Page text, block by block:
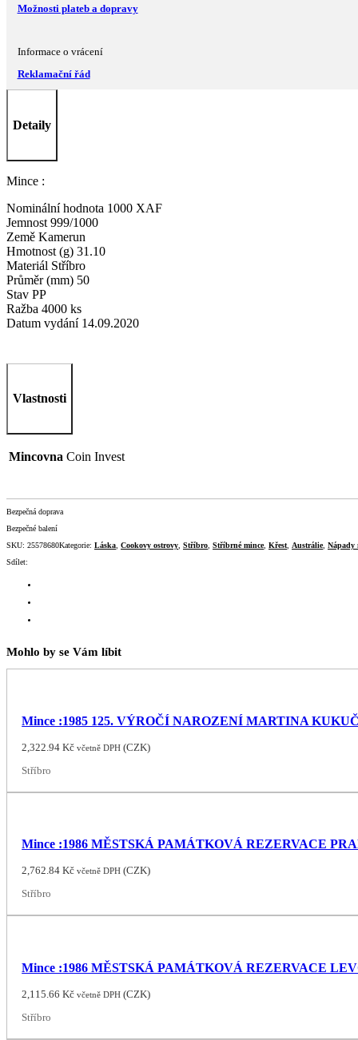
Možnosti plateb a dopravy
Informace o vrácení
Reklamační řád
Detaily
Mince :
Nominální hodnota 1000 XAF
Jemnost 999/1000
Země Kamerun
Hmotnost (g) 31.10
Materiál Stříbro
Průměr (mm) 50
Stav PP
Ražba 4000 ks
Datum vydání 14.09.2020
Vlastnosti
Mincovna Coin Invest
Bezpečná doprava
Bezpečné balení
SKU: 25578680Kategorie: Láska, Cookovy ostrovy, Stříbro, Stříbrné mince, Křest, Austrálie, Nápady
Sdílet:
Mohlo by se Vám líbit
Mince :1985 125. VÝROČÍ NAROZENÍ MARTINA
2,322.94Kč včetně DPH (CZK)
Stříbro
Mince :1986 MĚSTSKÁ PAMÁTKOVÁ REZERVACE
2,762.84Kč včetně DPH (CZK)
Stříbro
Mince :1986 MĚSTSKÁ PAMÁTKOVÁ REZERVACE
2,115.66Kč včetně DPH (CZK)
Stříbro